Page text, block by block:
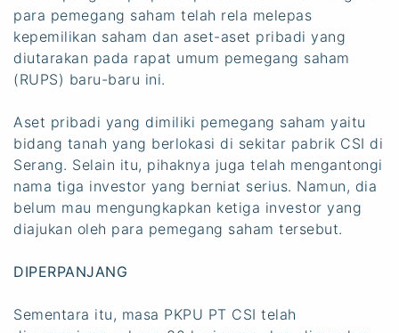
para pemegang saham telah rela melepas
kepemilikan saham dan aset-aset pribadi yang
diutarakan pada rapat umum pemegang saham
(RUPS) baru-baru ini.
Aset pribadi yang dimiliki pemegang saham yaitu
bidang tanah yang berlokasi di sekitar pabrik CSI di
Serang. Selain itu, pihaknya juga telah mengantongi
nama tiga investor yang berniat serius. Namun, dia
belum mau mengungkapkan ketiga investor yang
diajukan oleh para pemegang saham tersebut.
DIPERPANJANG
Sementara itu, masa PKPU PT CSI telah